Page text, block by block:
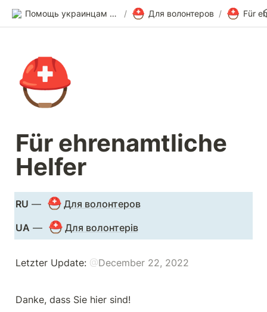
Помощь украинцам в Германии / ⛑️ Для волонтеров / ⛑️
⛑️
Für ehrenamtliche
Helfer
RU — ⛑️ Для волонтеров
UA — ⛑️ Для волонтерів
Letzter Update: @December 22, 2022
Danke, dass Sie hier sind!